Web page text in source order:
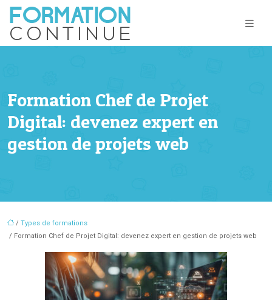
Formation Chef de Projet
Digital: devenez expert en
gestion de projets web
/ Types de formations
/ Formation Chef de Projet Digital: devenez expert en gestion de projets web